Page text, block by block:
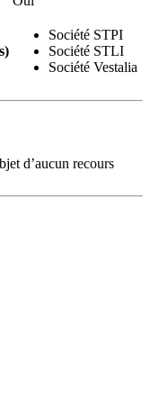
Société STPI
Société STLI
Société Vestalia
d’aucun recours